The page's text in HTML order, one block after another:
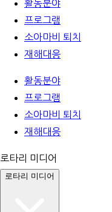
활동분야
프로그램
소아마비 퇴치
재해대응
활동분야
프로그램
소아마비 퇴치
재해대응
로타리 미디어
로타리 미디어